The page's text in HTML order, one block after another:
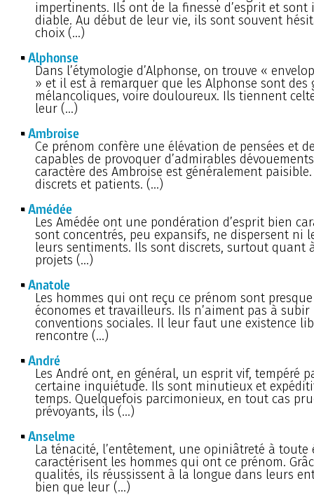
impertinents. Ils ont de la finesse d’esprit et sont
diable. Au début de leur vie, ils sont souvent
choix (…)
Alphonse
Dans l’étymologie d’Alphonse, on trouve «
» et il est à remarquer que les Alphonse sont des
mélancoliques, voire douloureux. Ils tiennent
leur (…)
Ambroise
Ce prénom confère une élévation de pensées et
capables de provoquer d’admirables
caractère des Ambroise est généralement
discrets et patients. (…)
Amédée
Les Amédée ont une pondération d’esprit bien
sont concentrés, peu expansifs, ne dispersent ni
leurs sentiments. Ils sont discrets, surtout quant
projets (…)
Anatole
Les hommes qui ont reçu ce prénom sont
économes et travailleurs. Ils n’aiment pas à subir
conventions sociales. Il leur faut une existence
rencontre (…)
André
Les André ont, en général, un esprit vif, tempéré
certaine inquiétude. Ils sont minutieux et
temps. Quelquefois parcimonieux, en tout cas
prévoyants, ils (…)
Anselme
La ténacité, l’entêtement, une opiniâtreté à toute
caractérisent les hommes qui ont ce prénom.
qualités, ils réussissent à la longue dans leurs
bien que leur (…)